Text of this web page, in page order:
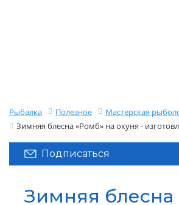
Рыбалка Полезное
Мастерская
Зимняя блесна «Ромб» на окуня -
Подписаться
Зимняя блесна